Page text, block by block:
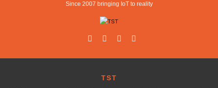
Since 2007 bringing IoT to reality
TST